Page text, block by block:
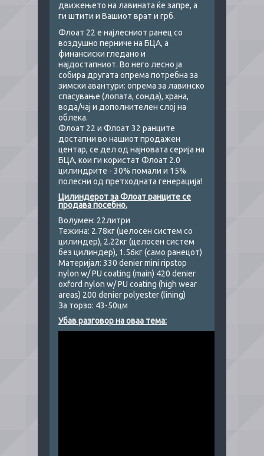
движењето на лавината ќе запре, а
ги штити и Вашиот врат и грб.
Флоат 22 е најлесниот ранец со
воздушно перниче на БЦА, а
финансиски гледано и
најдостапниот. Во него лесно ја
собира другата опрема потребна за
зимски авантури: опрема за лавинско
спасување (лопата, сонда), храна,
вода/чај и дополнителен слој на
облека.
Флоат 22 и Флоат 32 ранците
достапни во нашиот продажен
центар, се дел од најновата серија на
БЦА, кои ги користат Флоат 2.0
цилиндрите - 30% помали и 15%
полесни од претходната генерација!
Цилиндерот за Флоат ранците се
продава посебно.
Волумен: 22литри
Тежина: 2.78кг (целосен систем со
цилиндер), 2.22кг (целосен систем
без цилиндер), 1.56кг (само ранецот)
Материјал: 330 denier mini ripstop
nylon w/ PU coating (main) 420 denier
oxford nylon w/ PU coating (high wear
areas) 200 denier polyester (lining)
За торзо: 43-50цм
Убав разговор на оваа тема: